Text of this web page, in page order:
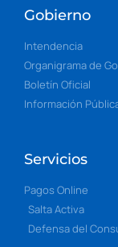
Gobierno
Intendencia
Organigrama de
Boletín Oficial
Información
Servicios
Pagos Online
Salta Activa
Defensa del